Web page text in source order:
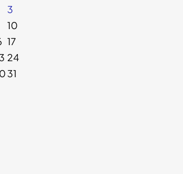
3
10
17
24
31